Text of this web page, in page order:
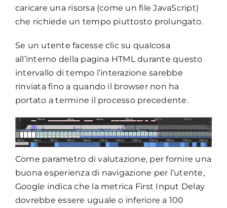
caricare una risorsa (come un file JavaScript)
che richiede un tempo piuttosto prolungato.
Se un utente facesse clic su qualcosa
all’interno della pagina HTML durante questo
intervallo di tempo l’interazione sarebbe
rinviata fino a quando il browser non ha
portato a termine il processo precedente.
Come parametro di valutazione, per fornire una
buona esperienza di navigazione per l’utente,
Google indica che la metrica First Input Delay
dovrebbe essere uguale o inferiore a 100